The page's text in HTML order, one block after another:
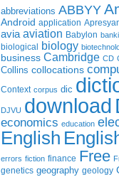
abbreviations ABBYY
Android application
avia aviation Babylon
biological biology
business Cambridge CD
Collins collocations
Context corpus dic
DJVU download
economics education
English
errors fiction finance Free
genetics geography geology